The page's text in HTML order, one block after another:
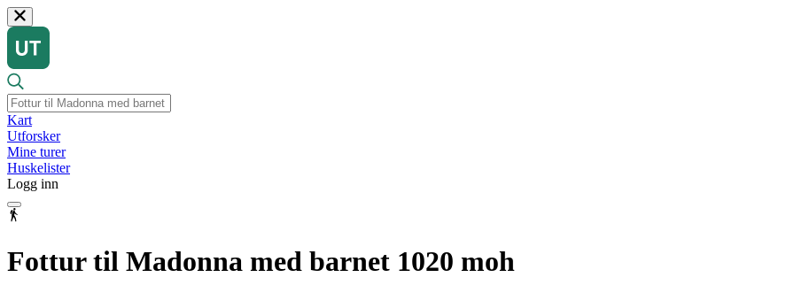
Kart
Utforsker
Mine turer
Huskelister
Logg inn
Fottur til Madonna med barnet 1020 moh